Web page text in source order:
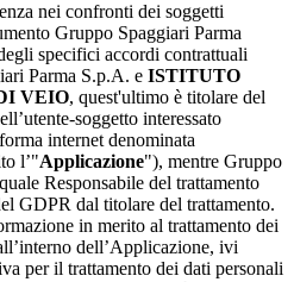
nei confronti dei soggetti
Gruppo Spaggiari Parma
specifici accordi contrattuali
Parma S.p.A. e ISTITUTO
VEIO, quest'ultimo è titolare del
soggetto interessato
internet denominata
l’"Applicazione"), mentre Gruppo
Responsabile del trattamento
GDPR dal titolare del trattamento.
in merito al trattamento dei
dell’Applicazione, ivi
per il trattamento dei dati personali